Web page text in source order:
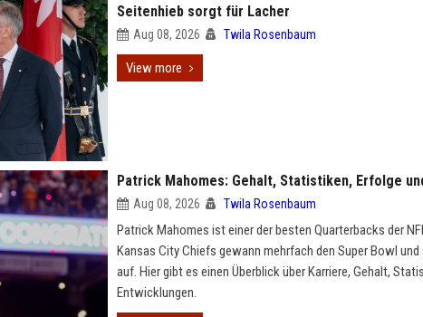
Seitenhieb sorgt für Lacher
Aug 08, 2026 Twila Rosenbaum
View more
Patrick Mahomes: Gehalt, Statistiken, Erfolge
Aug 08, 2026 Twila Rosenbaum
Patrick Mahomes ist einer der besten Quarterbacks der
Kansas City Chiefs gewann mehrfach den Super Bowl
auf. Hier gibt es einen Überblick über Karriere, Gehalt,
Entwicklungen.